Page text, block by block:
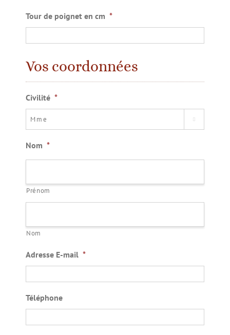
Tour de poignet en cm *
Vos coordonnées
Civilité *

Nom *
Prénom
Nom
Adresse E-mail *
Téléphone